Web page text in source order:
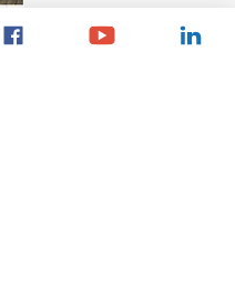
vom
26.10.2020
ist bundesweit im Einsatz